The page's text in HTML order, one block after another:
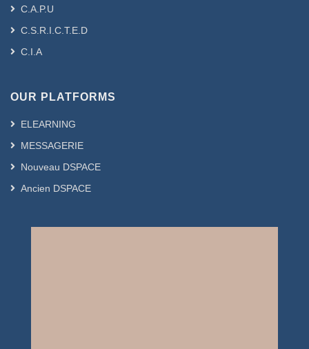
C.A.P.U
C.S.R.I.C.T.E.D
C.I.A
OUR PLATFORMS
ELEARNING
MESSAGERIE
Nouveau DSPACE
Ancien DSPACE